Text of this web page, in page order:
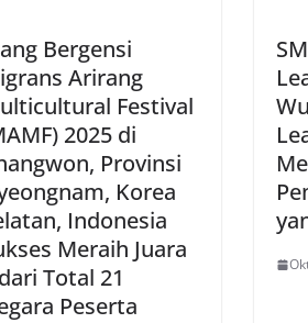
Bergensi
Arirang
Festival
2025 di
Provinsi
Korea
Indonesia
Meraih Juara
Total 21
Peserta